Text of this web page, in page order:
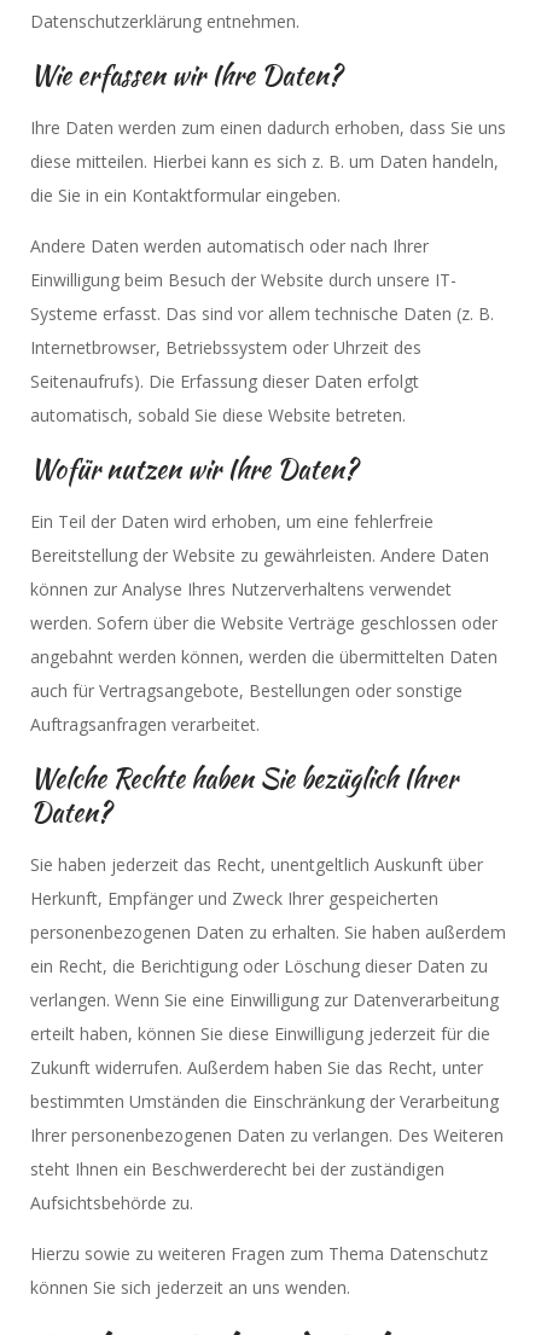
Datenschutzerklärung entnehmen.
Wie erfassen wir Ihre Daten?
Ihre Daten werden zum einen dadurch erhoben, dass Sie uns
diese mitteilen. Hierbei kann es sich z. B. um Daten handeln,
die Sie in ein Kontaktformular eingeben.
Andere Daten werden automatisch oder nach Ihrer
Einwilligung beim Besuch der Website durch unsere IT-
Systeme erfasst. Das sind vor allem technische Daten (z. B.
Internetbrowser, Betriebssystem oder Uhrzeit des
Seitenaufrufs). Die Erfassung dieser Daten erfolgt
automatisch, sobald Sie diese Website betreten.
Wofür nutzen wir Ihre Daten?
Ein Teil der Daten wird erhoben, um eine fehlerfreie
Bereitstellung der Website zu gewährleisten. Andere Daten
können zur Analyse Ihres Nutzerverhaltens verwendet
werden. Sofern über die Website Verträge geschlossen oder
angebahnt werden können, werden die übermittelten Daten
auch für Vertragsangebote, Bestellungen oder sonstige
Auftragsanfragen verarbeitet.
Welche Rechte haben Sie bezüglich Ihrer
Daten?
Sie haben jederzeit das Recht, unentgeltlich Auskunft über
Herkunft, Empfänger und Zweck Ihrer gespeicherten
personenbezogenen Daten zu erhalten. Sie haben außerdem
ein Recht, die Berichtigung oder Löschung dieser Daten zu
verlangen. Wenn Sie eine Einwilligung zur Datenverarbeitung
erteilt haben, können Sie diese Einwilligung jederzeit für die
Zukunft widerrufen. Außerdem haben Sie das Recht, unter
bestimmten Umständen die Einschränkung der Verarbeitung
Ihrer personenbezogenen Daten zu verlangen. Des Weiteren
steht Ihnen ein Beschwerderecht bei der zuständigen
Aufsichtsbehörde zu.
Hierzu sowie zu weiteren Fragen zum Thema Datenschutz
können Sie sich jederzeit an uns wenden.